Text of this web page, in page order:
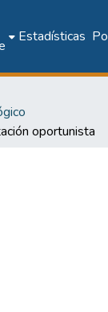
Estadísticas
oportunista